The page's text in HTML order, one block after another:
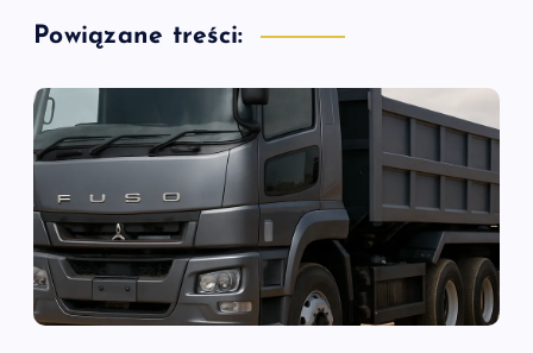
a
c
a
w
Powiązane treści: